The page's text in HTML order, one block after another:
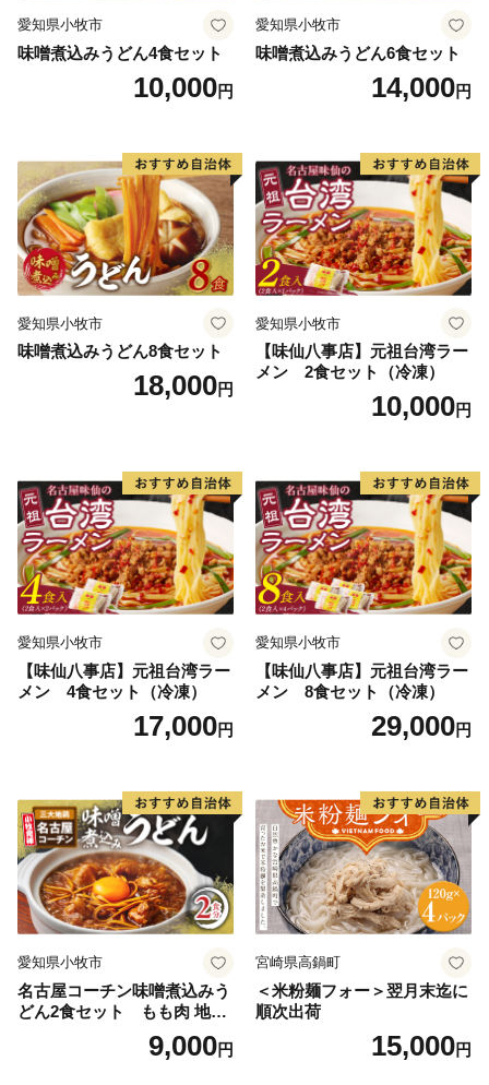
愛知県小牧市
味噌煮込みうどん4食セット
10,000円
愛知県小牧市
味噌煮込みうどん6食セット
14,000円
愛知県小牧市
味噌煮込みうどん8食セット
18,000円
愛知県小牧市
【味仙八事店】元祖台湾ラー
メン 2食セット（冷凍）
10,000円
愛知県小牧市
【味仙八事店】元祖台湾ラー
メン 4食セット（冷凍）
17,000円
愛知県小牧市
【味仙八事店】元祖台湾ラー
メン 8食セット（冷凍）
29,000円
愛知県小牧市
名古屋コーチン味噌煮込みう
どん2食セット もも肉 地鶏
9,000円
宮崎県高鍋町
＜米粉麺フォー＞翌月末迄に
順次出荷
15,000円